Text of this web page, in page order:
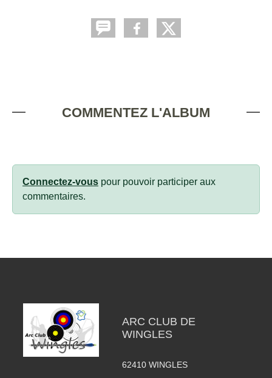
COMMENTEZ L'ALBUM
Connectez-vous pour pouvoir participer aux
commentaires.
ARC CLUB DE
WINGLES
62410 WINGLES